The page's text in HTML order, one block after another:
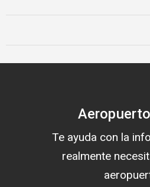
Te ayuda con la
realmente